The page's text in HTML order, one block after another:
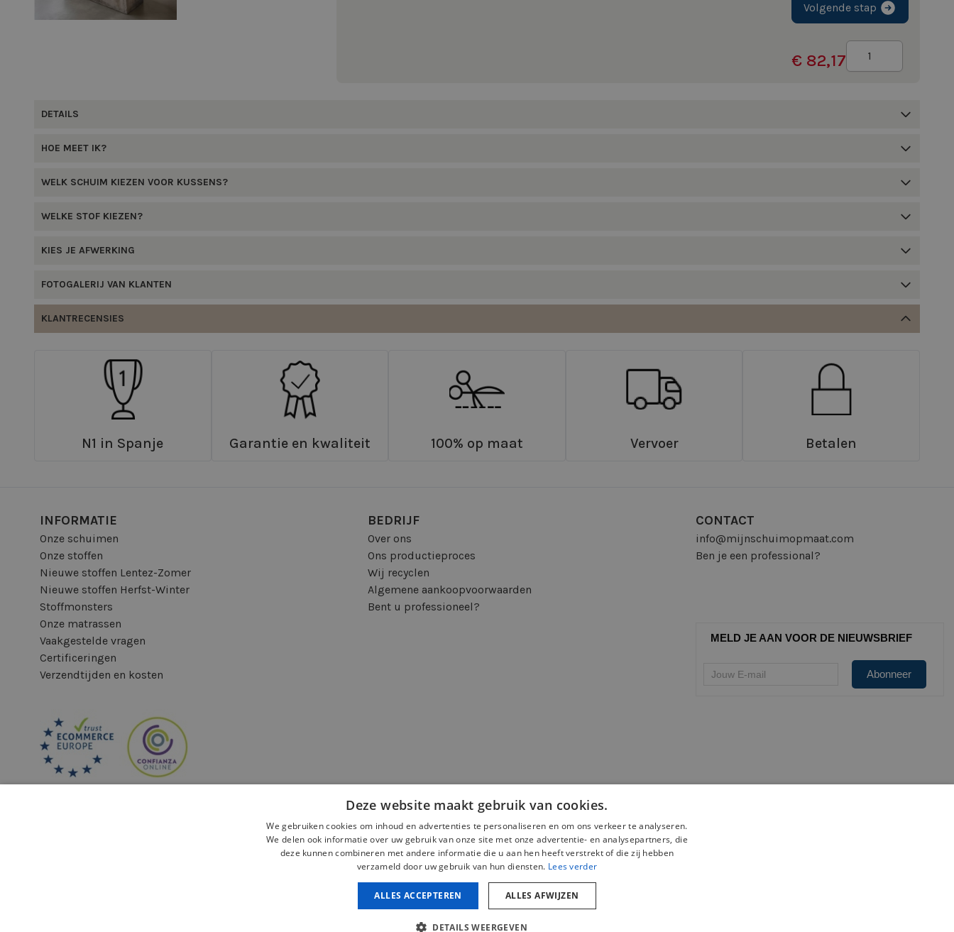
Volgende stap
€ 82,17
DETAILS
HOE MEET IK?
WELK SCHUIM KIEZEN VOOR KUSSENS?
WELKE STOF KIEZEN?
KIES JE AFWERKING
FOTOGALERIJ VAN KLANTEN
KLANTRECENSIES
N1 in Spanje Garantie en kwaliteit 100% op maat Vervoer Betalen
INFORMATIE
Onze schuimen
Onze stoffen
Nieuwe stoffen Lentez-Zomer
Nieuwe stoffen Herfst-Winter
Stoffmonsters
Onze matrassen
Vaakgestelde vragen
Certificeringen
Verzendtijden en kosten
BEDRIJF
Over ons
Ons productieproces
Wij recyclen
Algemene aankoopvoorwaarden
Bent u professioneel?
CONTACT
info@mijnschuimopmaat.com
Ben je een professional?
MELD JE AAN VOOR DE NIEUWSBRIEF
Deze website maakt gebruik van cookies.
We gebruiken cookies om inhoud en advertenties te personaliseren en om ons verkeer te analyseren.
We delen ook informatie over uw gebruik van onze site met onze advertentie- en analysepartners, die
deze kunnen combineren met andere informatie die u aan hen heeft verstrekt of die zij hebben
verzameld door uw gebruik van hun diensten. Lees verder
ALLES ACCEPTEREN ALLES AFWIJZEN
DETAILS WEERGEVEN